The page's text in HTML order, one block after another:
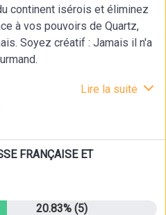
continent isérois et éliminez
à vos pouvoirs de Quartz,
Soyez créatif : Jamais il n'a
Lire la suite
FRANÇAISE ET
20.83% (5)